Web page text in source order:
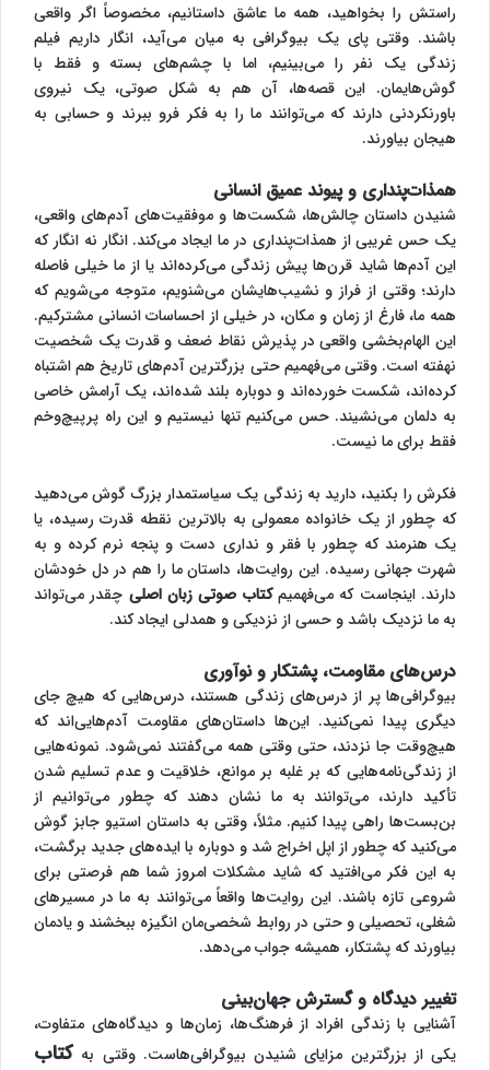
راستش را بخواهید، همه ما عاشق داستانیم، مخصوصاً اگر واقعی
باشند. وقتی پای یک بیوگرافی به میان می‌آید، انگار داریم فیلم
زندگی یک نفر را می‌بینیم، اما با چشم‌های بسته و فقط با
گوش‌هایمان. این قصه‌ها، آن هم به شکل صوتی، یک نیروی
باورنکردنی دارند که می‌توانند ما را به فکر فرو ببرند و حسابی به
هیجان بیاورند.
همذات‌پنداری و پیوند عمیق انسانی
شنیدن داستان چالش‌ها، شکست‌ها و موفقیت‌های آدم‌های واقعی،
یک حس غریبی از همذات‌پنداری در ما ایجاد می‌کند. انگار نه انگار که
این آدم‌ها شاید قرن‌ها پیش زندگی می‌کرده‌اند یا از ما خیلی فاصله
دارند؛ وقتی از فراز و نشیب‌هایشان می‌شنویم، متوجه می‌شویم که
همه ما، فارغ از زمان و مکان، در خیلی از احساسات انسانی مشترکیم.
این الهام‌بخشی واقعی در پذیرش نقاط ضعف و قدرت یک شخصیت
نهفته است. وقتی می‌فهمیم حتی بزرگترین آدم‌های تاریخ هم اشتباه
کرده‌اند، شکست خورده‌اند و دوباره بلند شده‌اند، یک آرامش خاصی
به دلمان می‌نشیند. حس می‌کنیم تنها نیستیم و این راه پرپیچ‌وخم
فقط برای ما نیست.
فکرش را بکنید، دارید به زندگی یک سیاستمدار بزرگ گوش می‌دهید
که چطور از یک خانواده معمولی به بالاترین نقطه قدرت رسیده، یا
یک هنرمند که چطور با فقر و نداری دست و پنجه نرم کرده و به
شهرت جهانی رسیده. این روایت‌ها، داستان ما را هم در دل خودشان
دارند. اینجاست که می‌فهمیمکتاب صوتی زبان اصلی چقدر می‌تواند
به ما نزدیک باشد و حسی از نزدیکی و همدلی ایجاد کند.
درس‌های مقاومت، پشتکار و نوآوری
بیوگرافی‌ها پر از درس‌های زندگی هستند، درس‌هایی که هیچ جای
دیگری پیدا نمی‌کنید. این‌ها داستان‌های مقاومت آدم‌هایی‌اند که
هیچ‌وقت جا نزدند، حتی وقتی همه می‌گفتند نمی‌شود. نمونه‌هایی
از زندگی‌نامه‌هایی که بر غلبه بر موانع، خلاقیت و عدم تسلیم شدن
تأکید دارند، می‌توانند به ما نشان دهند که چطور می‌توانیم از
بن‌بست‌ها راهی پیدا کنیم. مثلاً، وقتی به داستان استیو جابز گوش
می‌کنید که چطور از اپل اخراج شد و دوباره با ایده‌های جدید برگشت،
به این فکر می‌افتید که شاید مشکلات امروز شما هم فرصتی برای
شروعی تازه باشند. این روایت‌ها واقعاً می‌توانند به ما در مسیرهای
شغلی، تحصیلی و حتی در روابط شخصی‌مان انگیزه ببخشند و یادمان
بیاورند که پشتکار، همیشه جواب می‌دهد.
تغییر دیدگاه و گسترش جهان‌بینی
آشنایی با زندگی افراد از فرهنگ‌ها، زمان‌ها و دیدگاه‌های متفاوت،
یکی از بزرگترین مزایای شنیدن بیوگرافی‌هاست. وقتی بهکتاب